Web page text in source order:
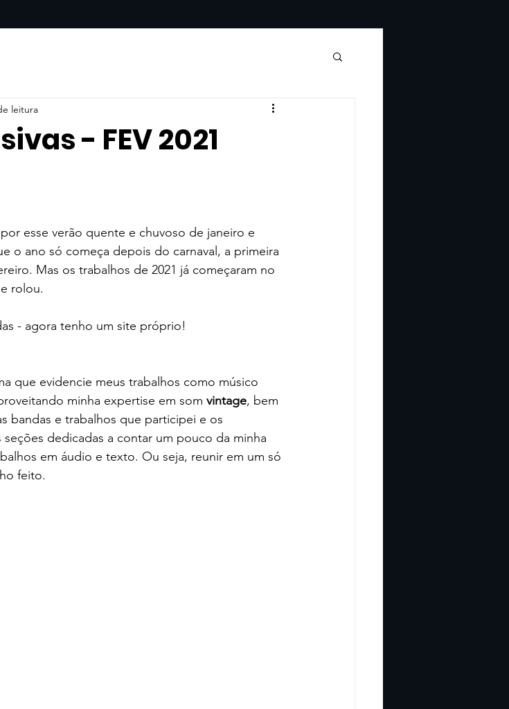
- FEV 2021
leitura
esse verão quente e chuvoso de janeiro e
o ano só começa depois do carnaval, a primeira
Mas os trabalhos de 2021 já começaram no
rolou.
- agora tenho um site próprio!
que evidencie meus trabalhos como músico
minha expertise em som vintage, bem
bandas e trabalhos que participei e os
dedicadas a contar um pouco da minha
em áudio e texto. Ou seja, reunir em um só
feito.